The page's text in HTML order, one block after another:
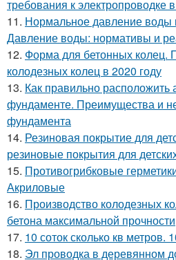
требования к электропроводке
11. Нормальное давление воды
Давление воды: нормативы и
12. Форма для бетонных колец.
колодезных колец в 2020 году
13. Как правильно расположить
фундаменте. Преимущества и
фундамента
14. Резиновая покрытие для
резиновые покрытия для
15. Противогрибковые
Акриловые
16. Производство колодезных
бетона максимальной прочности
17. 10 соток сколько кв метров.
18. Эл проводка в деревянном